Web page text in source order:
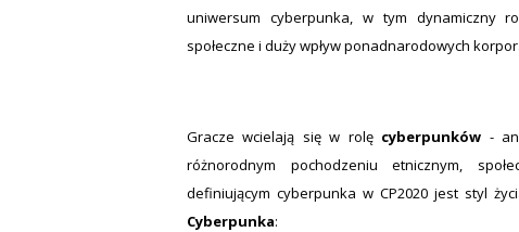
uniwersum cyberpunka, w tym dynamiczny
społeczne i duży wpływ ponadnarodowych
Gracze wcielają się w rolę cyberpunków -
różnorodnym pochodzeniu etnicznym,
definiującym cyberpunka w CP2020 jest styl
Cyberpunka: